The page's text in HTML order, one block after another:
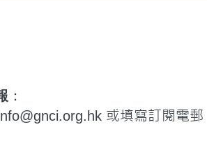
：
或填寫訂閱電郵